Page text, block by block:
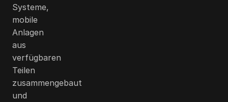
Systeme,
mobile
Anlagen
aus
verfügbaren
Teilen
zusammengebaut
und